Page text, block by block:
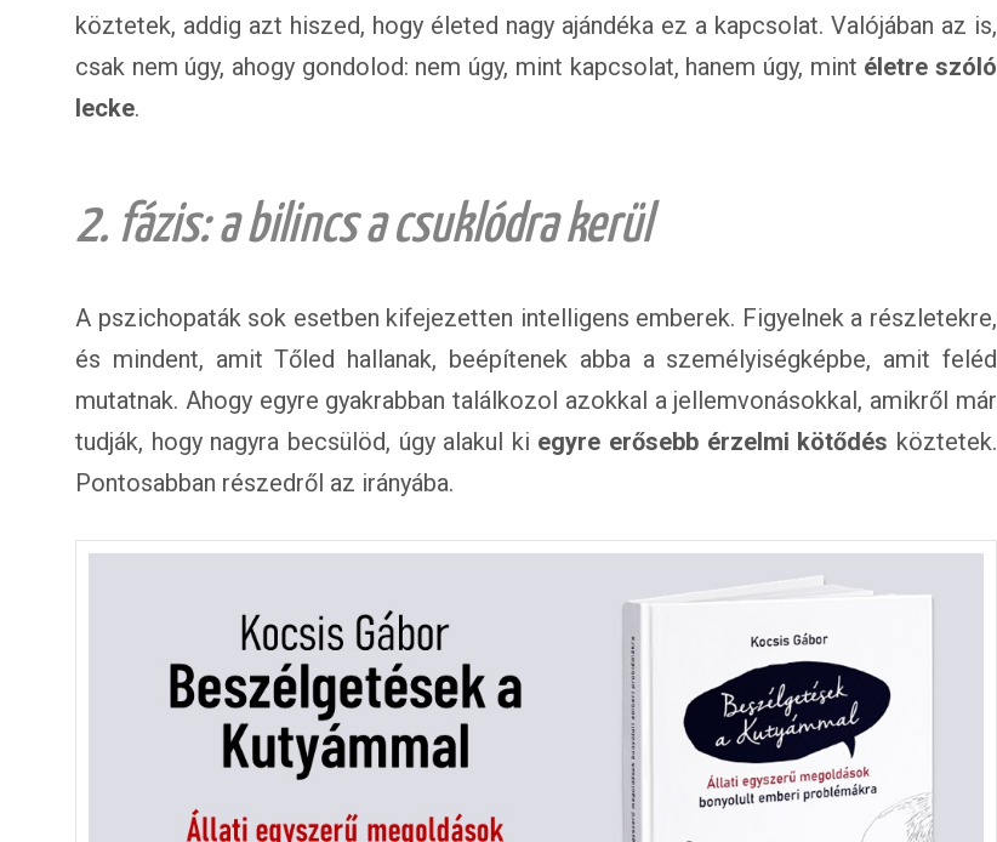
köztetek, addig azt hiszed, hogy életed nagy ajándéka ez a kapcsolat. Valójában az is,
csak nem úgy, ahogy gondolod: nem úgy, mint kapcsolat, hanem úgy, mint életre szóló
lecke.
2. fázis: a bilincs a csuklódra kerül
A pszichopaták sok esetben kifejezetten intelligens emberek. Figyelnek a részletekre,
és mindent, amit Tőled hallanak, beépítenek abba a személyiségképbe, amit feléd
mutatnak. Ahogy egyre gyakrabban találkozol azokkal a jellemvonásokkal, amikről már
tudják, hogy nagyra becsülöd, úgy alakul ki egyre erősebb érzelmi kötődés köztetek.
Pontosabban részedről az irányába.